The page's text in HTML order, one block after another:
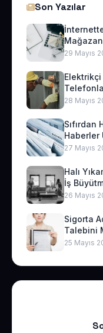
Son Yazılar
29 Mayıs
Elektrikçi
28 Mayıs
Sıfırdan
Haberler
27 Mayıs
Halı
İş
26 Mayıs
Sigorta
Talebini
25 Mayıs